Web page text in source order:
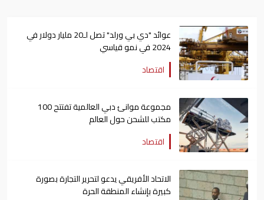
عوائد "دي بي ورلد" تصل لـ20 مليار دولار في
2024 في نمو قياسي
اقتصاد
مجموعة موانئ دبي العالمية تفتتح 100
مكتب للشحن حول العالم
اقتصاد
الاتحاد الأفريقي يدعو لتحرير التجارة بصورة
كبيرة بإنشاء المنطقة الحرة